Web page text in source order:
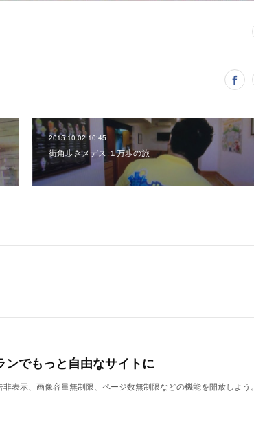
2015.10.02 10:45
街角歩きメデス １万歩の旅
ンでもっと自由なサイトに
表示、画像容量無制限、ページ数無制限などの機能を開放しよう。